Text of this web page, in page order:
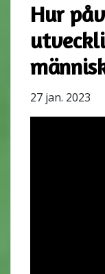
Hur
27 jan. 2023